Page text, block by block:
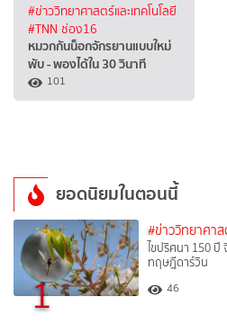
#ข่าววิทยาศาสตร์และเทคโนโลยี
#TNN ช่อง16
หมวกกันน็อกจักรยานแบบใหม่
พับ - พองได้ใน 30 วินาที
101
ยอดนิยมในตอนนี้
1
#ข่าววิทยาศาส
ไขปริศนา 150
ทฤษฎีดาร์วิน
46